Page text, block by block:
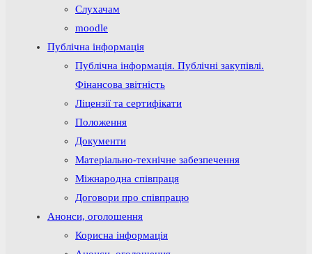
Слухачам
moodle
Публічна інформація
Публічна інформація. Публічні закупівлі.
Фінансова звітність
Ліцензії та сертифікати
Положення
Документи
Матеріально-технічне забезпечення
Міжнародна співпраця
Договори про співпрацю
Анонси, оголошення
Корисна інформація